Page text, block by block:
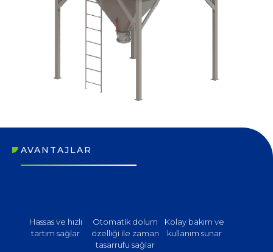
AVANTAJLAR
Hassas ve hızlı
tartım sağlar
Otomatik dolum
özelliği ile zaman
tasarrufu sağlar
Kolay bakım ve
kullanım sunar